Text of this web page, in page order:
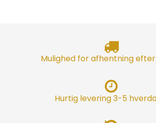
Mulighed for afhentning
Hurtig levering 3-5